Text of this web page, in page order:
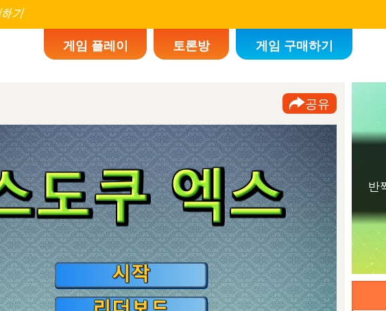
게임 플레이 토론방 게임 구매하기
공유